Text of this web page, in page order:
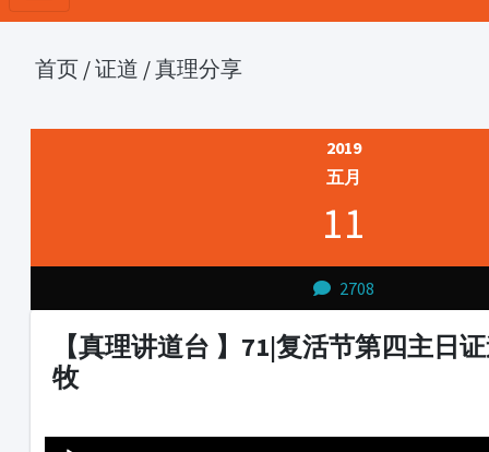
首页 /证道 /真理分享
2019
五月
11
2708
【真理讲道台 】71|复活节第四主日
牧
Player